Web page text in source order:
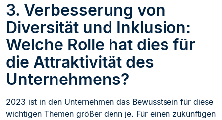
3. Verbesserung von
Diversität und Inklusion:
Welche Rolle hat dies für
die Attraktivität des
Unternehmens?
2023 ist in den Unternehmen das Bewusstsein für diese
wichtigen Themen größer denn je. Für einen zukünftigen